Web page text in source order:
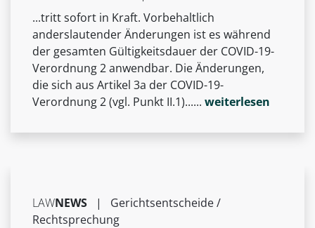
...tritt sofort in Kraft. Vorbehaltlich
anderslautender Änderungen ist es während
der gesamten Gültigkeitsdauer der COVID-19-
Verordnung 2 anwendbar. Die Änderungen,
die sich aus Artikel 3a der COVID-19-
Verordnung 2 (vgl. Punkt II.1)...... weiterlesen
LAWNEWS | Gerichtsentscheide /
Rechtsprechung